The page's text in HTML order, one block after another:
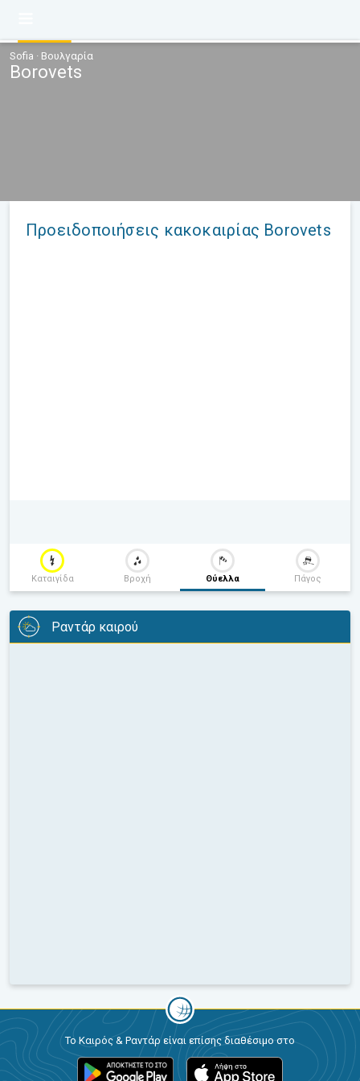
Sofia · Βουλγαρία
Borovets
Προειδοποιήσεις κακοκαιρίας Borovets
Καταιγίδα Βροχή Θύελλα Πάγος
Ραντάρ καιρού
Το Καιρός & Ραντάρ είναι επίσης διαθέσιμο στο